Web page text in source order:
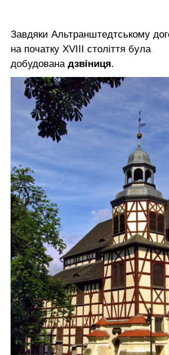
Завдяки Альтранштедтському
на початку XVIII століття була
добудована дзвіниця.